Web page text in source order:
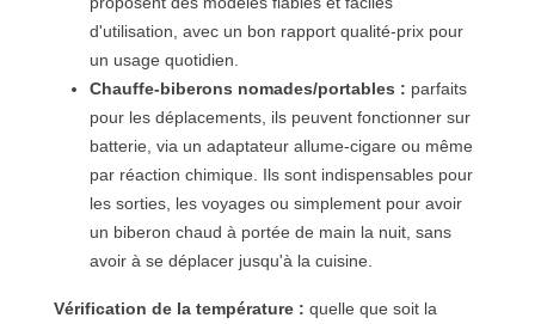
d'utilisation, avec un bon rapport qualité-prix pour
un usage quotidien.
Chauffe-biberons nomades/portables : parfaits
pour les déplacements, ils peuvent fonctionner sur
batterie, via un adaptateur allume-cigare ou même
par réaction chimique. Ils sont indispensables pour
les sorties, les voyages ou simplement pour avoir
un biberon chaud à portée de main la nuit, sans
avoir à se déplacer jusqu'à la cuisine.
Vérification de la température : quelle que soit la